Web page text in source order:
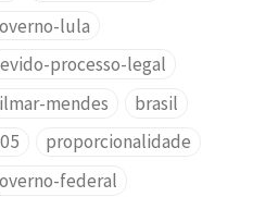
lula
processo-legal
mendes
brasil
proporcionalidade
federal